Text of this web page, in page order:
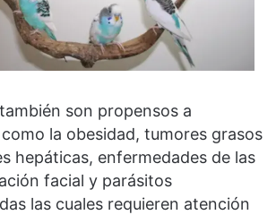
son propensos a
la obesidad, tumores grasos
hepáticas, enfermedades de las
facial y parásitos
las cuales requieren atención